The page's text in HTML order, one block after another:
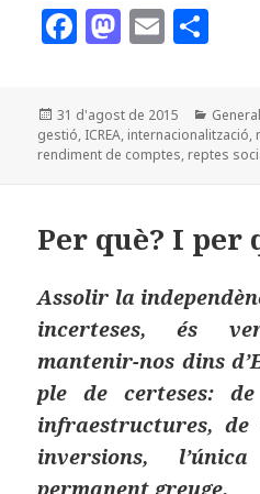
F
c
e
b
o
M
to
d
o
E
l p
a
ei
Publicat
el
31 d'agost de 2015 General
gestió, ICREA, internacionalització,
rendiment de comptes, reptes
Per què? I per
Assolir la
incerteses, és
mantenir-nos dins
ple de certeses:
infraestructures, de
inversions,
permanent greuge.